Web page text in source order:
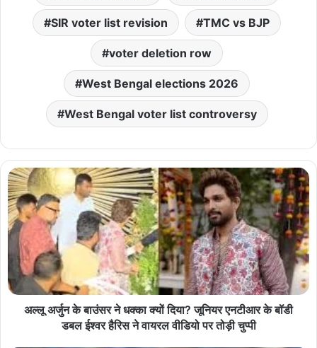
SIR voter list revision TMC vs BJP
voter deletion row
West Bengal elections 2026
West Bengal voter list controversy
अल्लू अर्जुन के बाउंसर ने धक्का क्यों दिया? जूनियर एनटीआर के बॉडी
डबल ईश्वर हैरिस ने वायरल वीडियो पर तोड़ी चुप्पी